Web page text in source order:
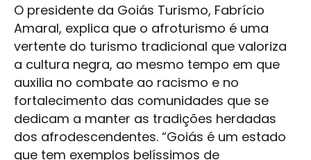
O presidente da Goiás Turismo, Fabrício
Amaral, explica que o afroturismo é uma
vertente do turismo tradicional que valoriza
a cultura negra, ao mesmo tempo em que
auxilia no combate ao racismo e no
fortalecimento das comunidades que se
dedicam a manter as tradições herdadas
dos afrodescendentes. “Goiás é um estado
que tem exemplos belíssimos de